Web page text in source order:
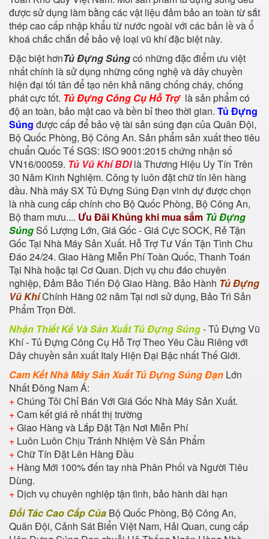
được sử dụng làm bằng các vật liệu đảm bảo an toàn từ sắt
thép cao cấp nhập khẩu từ nước ngoài với các bản lề và ổ
khoá chắc chắn để bảo vệ loại vũ khí đặc biệt này.
Đặc biệt hơnTủ Đựng Súngcó những đặc điểm ưu việt
nhất chính là sử dụng những công nghệ và dây chuyền
hiện đại tối tân để tạo nên khả năng chống cháy, chống
phát cực tốt. Tủ Đựng Công Cụ Hỗ Trợ là sản phẩm có
độ an toàn, bảo mật cao và bền bỉ theo thời gian. Tủ Đựng
Súng được cấp để bảo vệ tài sản súng đạn của Quân Đội,
Bộ Quốc Phòng, Bộ Công An. Sản phẩm sản xuất theo tiêu
chuẩn Quốc Tế SGS: ISO 9001:2015 chứng nhận số
VN16/00059. Tủ Vũ Khí BDI là Thương Hiệu Uy Tín Trên
30 Năm Kinh Nghiệm. Công ty luôn đặt chữ tín lên hàng
đầu. Nhà máy SX Tủ Đựng Súng Đạn vinh dự được chọn
là nhà cung cấp chính cho Bộ Quốc Phòng, Bộ Công An,
Bộ tham mưu.... Ưu Đãi Khủng khi mua sắm Tủ Đựng
SúngSố Lượng Lớn, Giá Gốc - Giá Cực SOCK, Rẻ Tận
Gốc Tại Nhà Máy Sản Xuất. Hỗ Trợ Tư Vấn Tận Tình Chu
Đáo 24/24. Giao Hàng Miễn Phí Toàn Quốc, Thanh Toán
Tại Nhà hoặc tại Cơ Quan. Dịch vụ chu đáo chuyên
nghiệp, Đảm Bảo Tiến Độ Giao Hàng. Bảo Hành Tủ Đựng
Vũ KhíChính Hãng 02 năm Tại nơi sử dụng, Bảo Trì Sản
Phẩm Trọn Đời.
Nhận Thiết Kế Và Sản Xuất Tủ Đựng Súng- Tủ Đựng Vũ
Khí - Tủ Đựng Công Cụ Hỗ Trợ Theo Yêu Cầu Riêng với
Dây chuyền sản xuất Italy Hiện Đại Bậc nhất Thế Giới.
Cam Kết Nhà Máy Sản Xuất Tủ Đựng Súng Đạn Lớn
Nhất Đông Nam Á:
+Chúng Tôi Chỉ Bán Với Giá Gốc Nhà Máy Sản Xuất.
+Cam kết giá rẻ nhất thị trường
+Giao Hàng và Lắp Đặt Tận Nơi Miễn Phí
+ Luôn Luôn Chịu Tránh Nhiệm Về Sản Phẩm
+Chữ Tín Đặt Lên Hàng Đầu
+ Hàng Mới 100% đến tay nhà Phân Phối và Người Tiêu
Dùng.
+ Dịch vụ chuyên nghiệp tận tình, bảo hành dài hạn
Đối Tác Cao Cấp Của Bộ Quốc Phòng, Bộ Công An,
Quân Đội, Cảnh Sát Biển Việt Nam, Hải Quan, cung cấp